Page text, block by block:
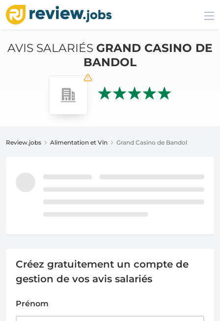
AVIS SALARIÉS GRAND CASINO DE
BANDOL
Review.jobs Alimentation et Vin Grand Casino de Bandol
Créez gratuitement un compte de
gestion de vos avis salariés
Prénom